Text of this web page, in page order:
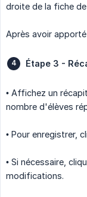
droite de la fiche
Après avoir
Étape 3 -
• Affichez un
nombre d'élèves
• Pour enregistrer,
• Si nécessaire,
modifications.